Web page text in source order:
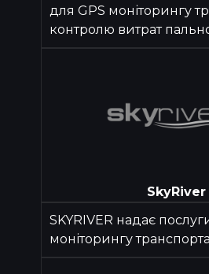
для GPS моніторингу
контролю витрат
SkyRiver
SKYRIVER надає
моніторингу транспорта